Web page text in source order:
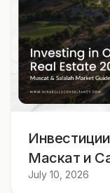
Маскат и
July 10, 2026